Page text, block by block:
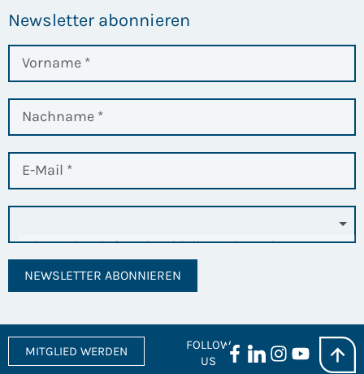
Newsletter abonnieren
NEWSLETTER ABONNIEREN
MITGLIED WERDEN
FOLLOW
US